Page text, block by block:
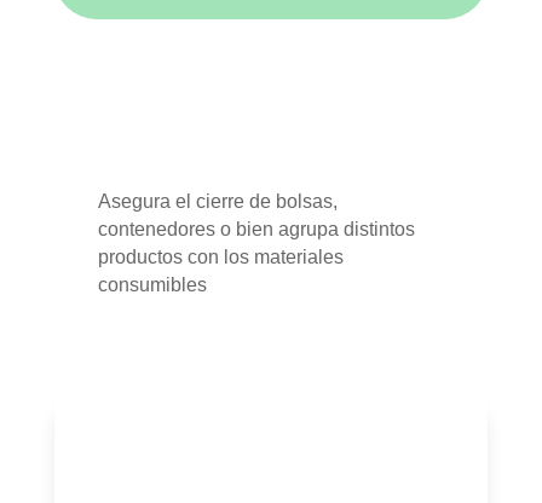
Asegura el cierre de bolsas,
contenedores o bien agrupa distintos
productos con los materiales
consumibles